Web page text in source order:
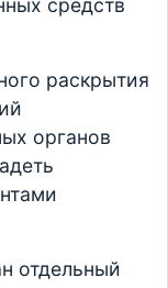
средств
раскрытия
органов
отдельный